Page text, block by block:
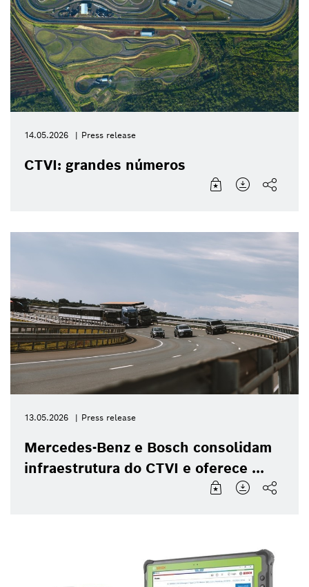
14.05.2026 Press release
CTVI: grandes números
13.05.2026 Press release
Mercedes-Benz e Bosch consolidam
infraestrutura do CTVI e oferece ...